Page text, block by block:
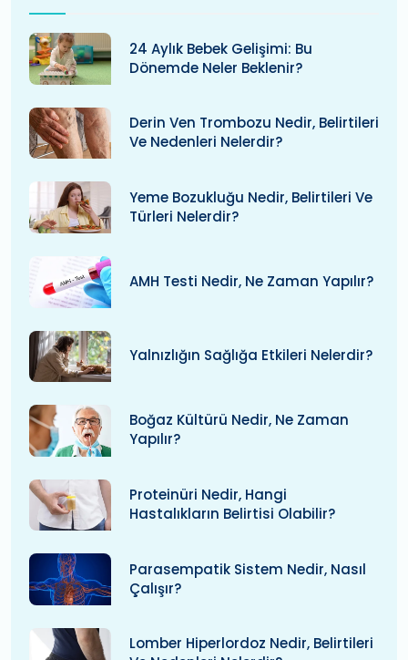
24 Aylık Bebek Gelişimi: Bu
Dönemde Neler Beklenir?
Derin Ven Trombozu Nedir, Belirtileri
Ve Nedenleri Nelerdir?
Yeme Bozukluğu Nedir, Belirtileri Ve
Türleri Nelerdir?
AMH Testi Nedir, Ne Zaman Yapılır?
Yalnızlığın Sağlığa Etkileri Nelerdir?
Boğaz Kültürü Nedir, Ne Zaman
Yapılır?
Proteinüri Nedir, Hangi
Hastalıkların Belirtisi Olabilir?
Parasempatik Sistem Nedir, Nasıl
Çalışır?
Lomber Hiperlordoz Nedir, Belirtileri